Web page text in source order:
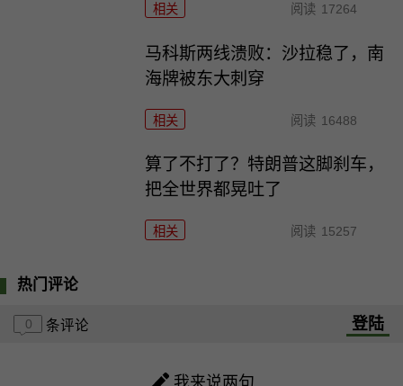
相关 阅读 17264
马科斯两线溃败：沙拉稳了，南
海牌被东大刺穿
相关 阅读 16488
算了不打了？特朗普这脚刹车，
把全世界都晃吐了
相关 阅读 15257
热门评论
0 条评论 登陆